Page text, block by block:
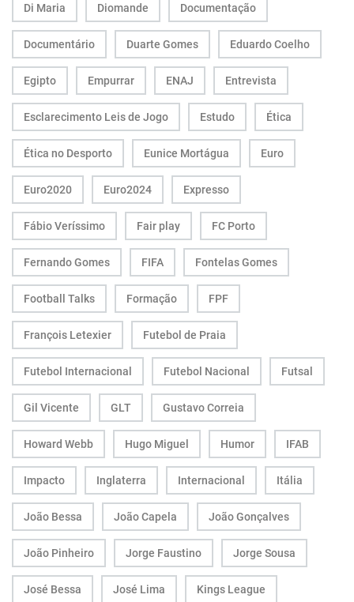
Di Maria Diomande Documentação
Documentário Duarte Gomes Eduardo Coelho
Egipto Empurrar ENAJ Entrevista
Esclarecimento Leis de Jogo Estudo Ética
Ética no Desporto Eunice Mortágua Euro
Euro2020 Euro2024 Expresso
Fábio Veríssimo Fair play FC Porto
Fernando Gomes FIFA Fontelas Gomes
Football Talks Formação FPF
François Letexier Futebol de Praia
Futebol Internacional Futebol Nacional Futsal
Gil Vicente GLT Gustavo Correia
Howard Webb Hugo Miguel Humor IFAB
Impacto Inglaterra Internacional Itália
João Bessa João Capela João Gonçalves
João Pinheiro Jorge Faustino Jorge Sousa
José Bessa José Lima Kings League